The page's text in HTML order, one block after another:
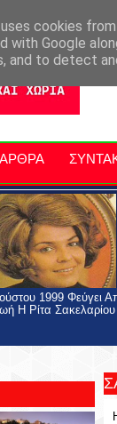
Αγαπάμε
ΑΡΘΡΑ
1999 Φεύγει
Η Ρίτα Σακελαρίου
cookies
with Google
and to detect